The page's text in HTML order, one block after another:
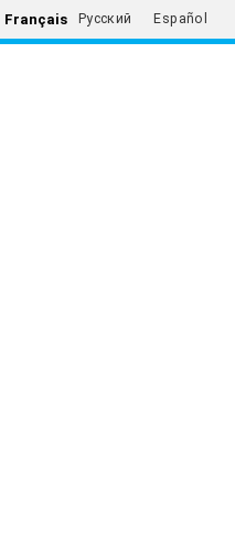
Français Русский Español